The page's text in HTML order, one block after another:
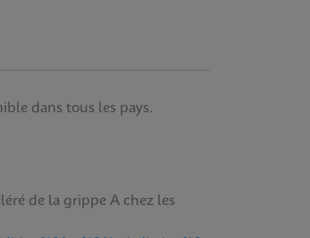
dans tous les pays.
de la grippe A chez les